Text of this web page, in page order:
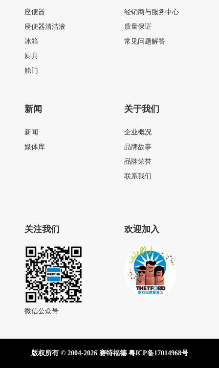
座便器
座便器清洁液
冰箱
厨具
舱门
经销商与服务中心
质量保证
常见问题解答
新闻
新闻
媒体库
关于我们
企业概况
品牌故事
品牌荣誉
联系我们
关注我们
微信公众号
欢迎加入
版权所有 © 2004-2026 赛特福德 粤ICP备17014968号